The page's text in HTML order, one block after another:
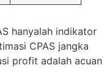
hanyalah indikator
CPAS jangka
profit adalah acuan